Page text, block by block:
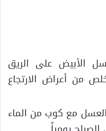
الأبيض على الريق
من أعراض الارتجاع
مع كوب من الماء